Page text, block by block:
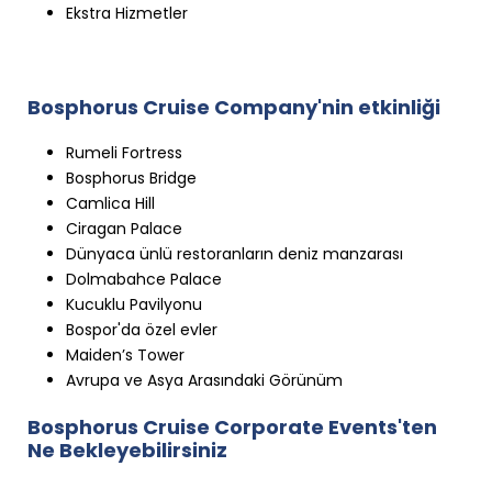
Ekstra Hizmetler
Bosphorus Cruise Company'nin etkinliği
Rumeli Fortress
Bosphorus Bridge
Camlica Hill
Ciragan Palace
Dünyaca ünlü restoranların deniz manzarası
Dolmabahce Palace
Kucuklu Pavilyonu
Bospor'da özel evler
Maiden’s Tower
Avrupa ve Asya Arasındaki Görünüm
Bosphorus Cruise Corporate Events'ten
Ne Bekleyebilirsiniz